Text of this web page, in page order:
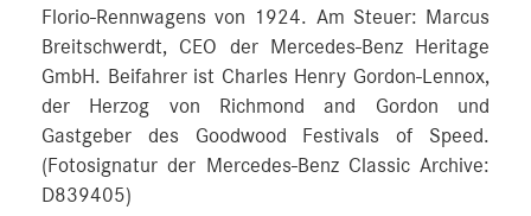
Florio-Rennwagens von 1924. Am Steuer: Marcus
Breitschwerdt, CEO der Mercedes-Benz Heritage
GmbH. Beifahrer ist Charles Henry Gordon-Lennox,
der Herzog von Richmond and Gordon und
Gastgeber des Goodwood Festivals of Speed.
(Fotosignatur der Mercedes-Benz Classic Archive:
D839405)